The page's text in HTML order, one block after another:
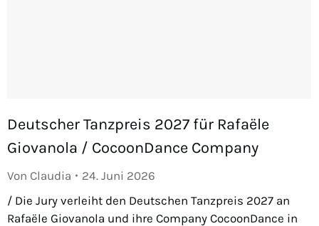
Deutscher Tanzpreis 2027 für Rafaële
Giovanola / CocoonDance Company
Von Claudia
24. Juni 2026
/ Die Jury verleiht den Deutschen Tanzpreis 2027 an
Rafaële Giovanola und ihre Company CocoonDance in